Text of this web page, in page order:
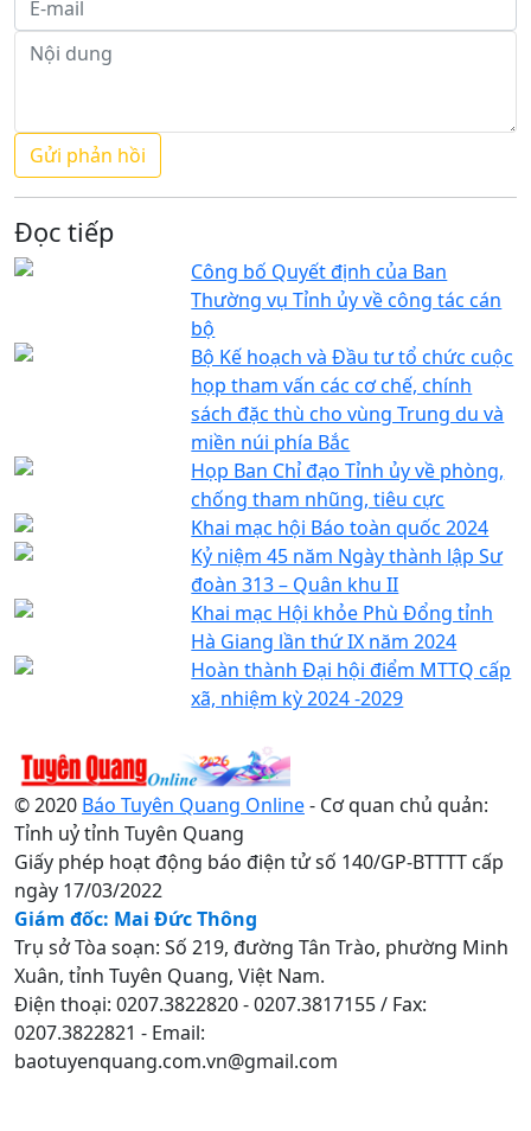
Đọc tiếp
Công bố Quyết định của Ban
Thường vụ Tỉnh ủy về công tác cán
bộ
Bộ Kế hoạch và Đầu tư tổ chức cuộc
họp tham vấn các cơ chế, chính
sách đặc thù cho vùng Trung du và
miền núi phía Bắc
Họp Ban Chỉ đạo Tỉnh ủy về phòng,
chống tham nhũng, tiêu cực
Khai mạc hội Báo toàn quốc 2024
Kỷ niệm 45 năm Ngày thành lập Sư
đoàn 313 – Quân khu II
Khai mạc Hội khỏe Phù Đổng tỉnh
Hà Giang lần thứ IX năm 2024
Hoàn thành Đại hội điểm MTTQ cấp
xã, nhiệm kỳ 2024 -2029
© 2020 Báo Tuyên Quang Online- Cơ quan chủ quản:
Tỉnh uỷ tỉnh Tuyên Quang
Giấy phép hoạt động báo điện tử số 140/GP-BTTTT cấp
ngày 17/03/2022
Giám đốc: Mai Đức Thông
Trụ sở Tòa soạn: Số 219, đường Tân Trào, phường Minh
Xuân, tỉnh Tuyên Quang, Việt Nam.
Điện thoại: 0207.3822820 - 0207.3817155 / Fax:
0207.3822821 - Email:
baotuyenquang.com.vn@gmail.com